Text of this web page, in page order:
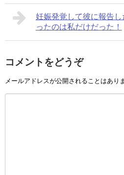
妊娠発覚して彼に報告
ったのは私だけだった！
コメントをどうぞ
メールアドレスが公開されることはあり